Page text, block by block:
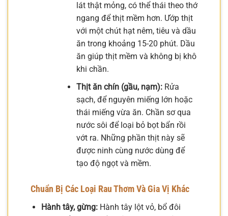
lát thật mỏng, có thể thái theo thớ
ngang để thịt mềm hơn. Ướp thịt
với một chút hạt nêm, tiêu và dầu
ăn trong khoảng 15-20 phút. Dầu
ăn giúp thịt mềm và không bị khô
khi chần.
Thịt ăn chín (gầu, nạm):Rửa
sạch, để nguyên miếng lớn hoặc
thái miếng vừa ăn. Chần sơ qua
nước sôi để loại bỏ bọt bẩn rồi
vớt ra. Những phần thịt này sẽ
được ninh cùng nước dùng để
tạo độ ngọt và mềm.
Chuẩn Bị Các Loại Rau Thơm Và Gia Vị Khác
Hành tây, gừng:Hành tây lột vỏ, bổ đôi